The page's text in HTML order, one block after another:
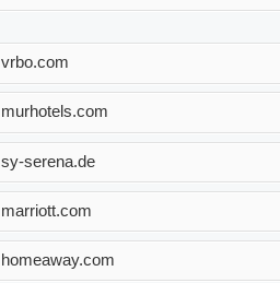
vrbo.com
murhotels.com
sy-serena.de
marriott.com
homeaway.com